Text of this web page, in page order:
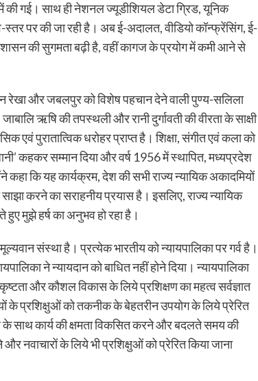
गई। साथ ही नेशनल ज्यूडीशियल डेटा ग्रिड, यूनिक
पर की जा रही है। अब ई-अदालत, वीडियो कॉन्फ्रेंसिंग, ई-
की सुगमता बढ़ी है, वहीं कागज के प्रयोग में कमी आने से
रेखा और जबलपुर को विशेष पहचान देने वाली पुण्य-सलिला
ऋषि की तपस्थली और रानी दुर्गावती की वीरता के साक्षी
एवं पुरातात्विक धरोहर प्राप्त है। शिक्षा, संगीत एवं कला को
कहकर सम्मान दिया और वर्ष 1956 में स्थापित, मध्यप्रदेश
कि यह कार्यक्रम, देश की सभी राज्य न्यायिक अकादमियों
करने का सराहनीय प्रयास है। इसलिए, राज्य न्यायिक
मुझे हर्ष का अनुभव हो रहा है।
संस्था है। प्रत्येक भारतीय को न्यायपालिका पर गर्व है।
ने न्यायदान को बाधित नहीं होने दिया। न्यायपालिका
और कौशल विकास के लिये प्रशिक्षण का महत्व सर्वज्ञात
के प्रशिक्षुओं को तकनीक के बेहतरीन उपयोग के लिये प्रेरित
के साथ कार्य की क्षमता विकसित करने और बदलते समय की
नवाचारों के लिये भी प्रशिक्षुओं को प्रेरित किया जाना